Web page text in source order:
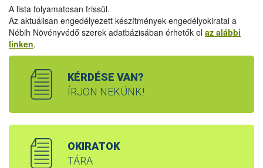
A lista folyamatosan frissül.
Az aktuálisan engedélyezett készítmények engedélyokiratai a
Nébih Növényvédő szerek adatbázisában érhetők el az alábbi
linken.
KÉRDÉSE VAN?
ÍRJON NEKÜNK!
OKIRATOK
TÁRA